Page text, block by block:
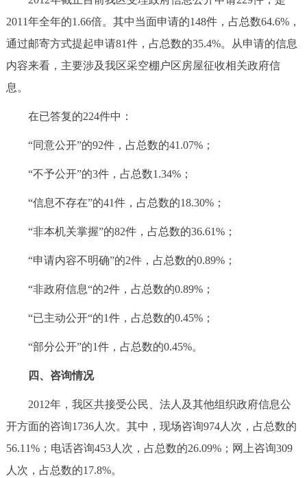
2011年全年的1.66倍。其中当面申请的148件，占总数64.6%，
通过邮寄方式提起申请81件，占总数的35.4%。从申请的信息
内容来看，主要涉及我区采空棚户区房屋征收相关政府信
息。
在已答复的224件中：
“同意公开”的92件，占总数的41.07%；
“不予公开”的3件，占总数1.34%；
“信息不存在”的41件，占总数的18.30%；
“非本机关掌握”的82件，占总数的36.61%；
“申请内容不明确”的2件，占总数的0.89%；
“非政府信息“的2件，占总数的0.89%；
“已主动公开“的1件，占总数的0.45%；
“部分公开”的1件，占总数的0.45%。
四、咨询情况
2012年，我区共接受公民、法人及其他组织政府信息公
开方面的咨询1736人次。其中，现场咨询974人次，占总数的
56.11%；电话咨询453人次，占总数的26.09%；网上咨询309
人次，占总数的17.8%。